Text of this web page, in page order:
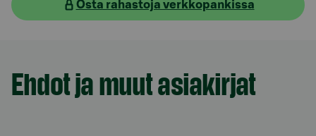
Osta rahastoja verkkopankissa
Ehdot ja muut asiakirjat